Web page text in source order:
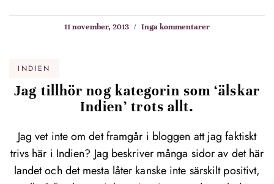
11 november, 2013 Inga kommentarer
INDIEN
Jag tillhör nog kategorin som ‘älskar
Indien’ trots allt.
Jag vet inte om det framgår i bloggen att jag faktiskt
trivs här i Indien? Jag beskriver många sidor av det här
landet och det mesta låter kanske inte särskilt positivt,